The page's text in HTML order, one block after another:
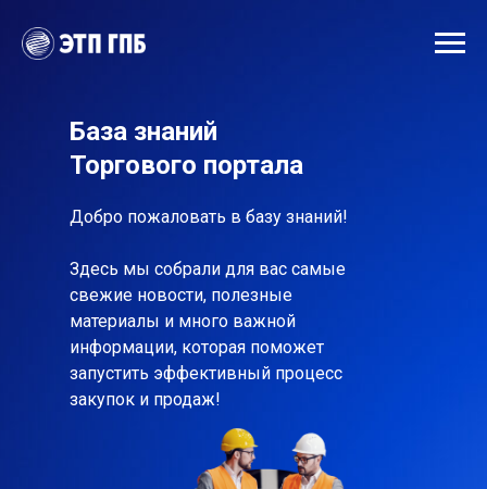
База знаний
Торгового портала
Добро пожаловать в базу знаний!
Здесь мы собрали для вас самые
свежие новости, полезные
материалы и много важной
информации, которая поможет
запустить эффективный процесс
закупок и продаж!